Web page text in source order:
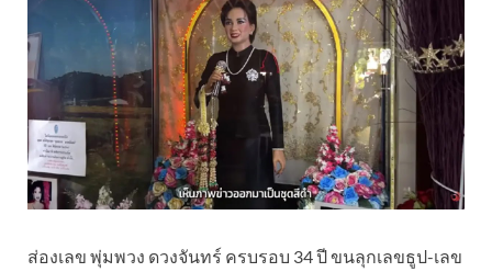
ส่องเลข พุ่มพวง ดวงจันทร์ ครบรอบ 34 ปี ขนลุกเลขธูป-เลข